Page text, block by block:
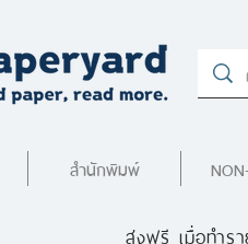
สำนักพิมพ์
ส่งฟรี เมื่อทำร